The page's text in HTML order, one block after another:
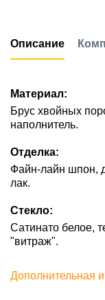
Описание
Материал:
Брус хвойных
наполнитель.
Отделка:
Файн-лайн шпон,
лак.
Стекло:
Сатинато белое,
"витраж".
Дополнительная